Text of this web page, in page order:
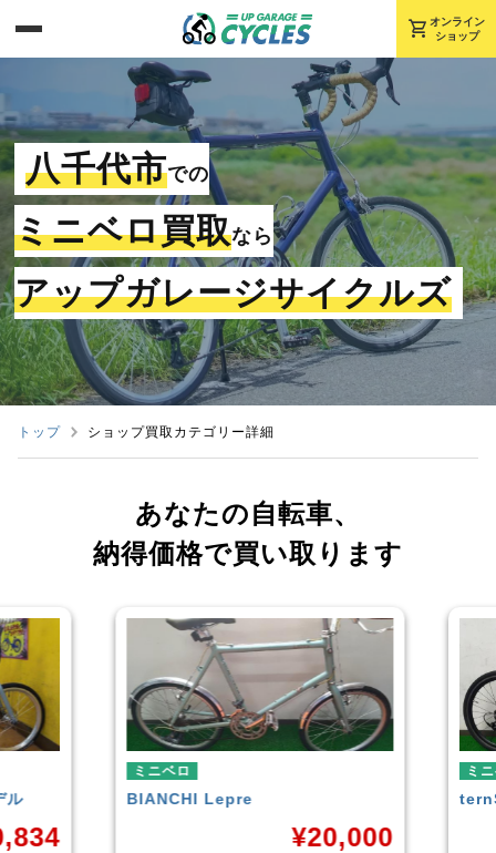
shopping_cart オンライン
ショップ
八千代市での
ミニベロ買取なら
アップガレージサイクルズ
トップ ショップ買取カテゴリー詳細
あなたの自転車、
納得価格で買い取ります
ミニベロ
ternSURGE 2021年モデル
¥33,249
ミ